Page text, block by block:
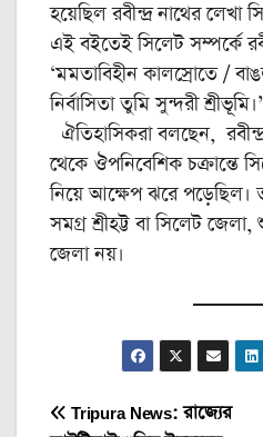
হয়েছিল রবীন্দ্র নাথের লেখা
এই বইতেই সিলেট সম্পর্কে
‘মমতাবিহীন কালস্রোতে /
নির্বাসিতা তুমি সুন্দরী শ্রীভূমি।’
ঐতিহাসিকরা বলছেন,
থেকে ঔপনিবেশিক চক্রান্তে
নিয়ে আক্ষেপ ঝরে পড়েছিল।
সমগ্র শ্রীহট্ট বা সিলেট
জেলা নয়।
Post
Tripura News: রাজ্যের